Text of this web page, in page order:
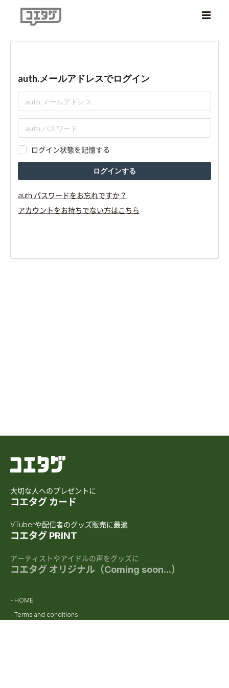
auth.メールアドレスでログイン
ログイン状態を記憶する
ログインする
auth.パスワードをお忘れですか？
アカウントをお持ちでない方はこちら
大切な人へのプレゼントに
コエタグ カード
VTuberや配信者のグッズ販売に最適
コエタグ PRINT
アーティストやアイドルの声をグッズに
コエタグ オリジナル（Coming soon...）
HOME
Terms and conditions